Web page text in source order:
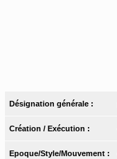
Désignation générale :
Création / Exécution :
Epoque/Style/Mouvement :